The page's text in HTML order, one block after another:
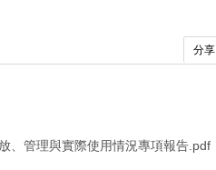
分享
、管理與實際使用情況專項報告.pdf